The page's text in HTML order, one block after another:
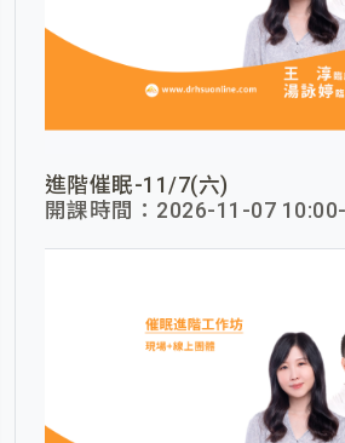
進階催眠-11/7(六)
開課時間：2026-11-07